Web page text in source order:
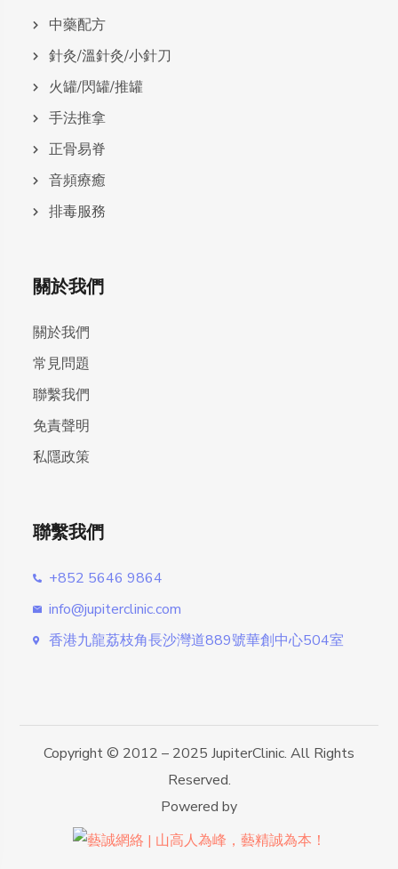
中藥配方
針灸/溫針灸/小針刀
火罐/閃罐/推罐
手法推拿
正骨易脊
⾳頻療癒
排毒服務
關於我們
關於我們
常見問題
聯繫我們
免責聲明
私隱政策
聯繫我們
+852 5646 9864
info@jupiterclinic.com
香港九龍荔枝角長沙灣道889號華創中心504室
Copyright © 2012 – 2025 JupiterClinic. All Rights
Reserved.
Powered by